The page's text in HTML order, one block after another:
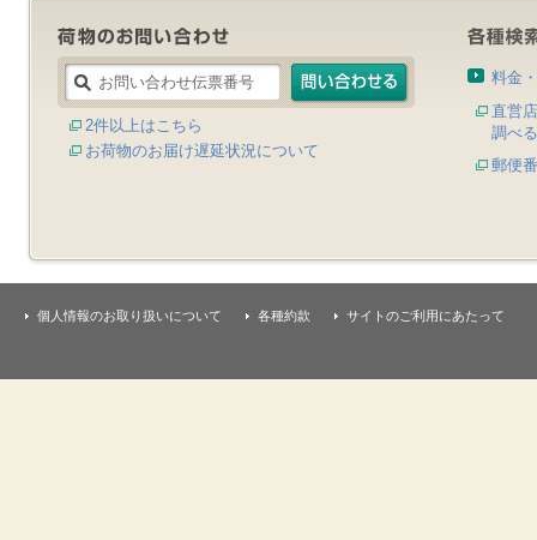
2件以上はこちら
お荷物のお届け遅延状況について
料金
直営
調べる
郵便
個人情報のお取り扱いについて 各種約款 サイトのご利用にあたって